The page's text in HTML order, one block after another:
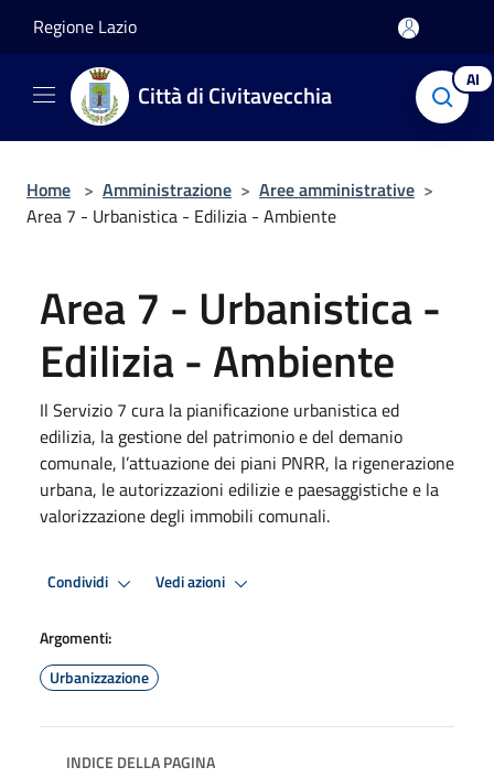
Regione Lazio
Città di Civitavecchia AI
Home > Amministrazione > Aree amministrative >
Area 7 - Urbanistica - Edilizia - Ambiente
Area 7 - Urbanistica -
Edilizia - Ambiente
Il Servizio 7 cura la pianificazione urbanistica ed
edilizia, la gestione del patrimonio e del demanio
comunale, l’attuazione dei piani PNRR, la rigenerazione
urbana, le autorizzazioni edilizie e paesaggistiche e la
valorizzazione degli immobili comunali.
Condividi Vedi azioni
Argomenti:
Urbanizzazione
INDICE DELLA PAGINA